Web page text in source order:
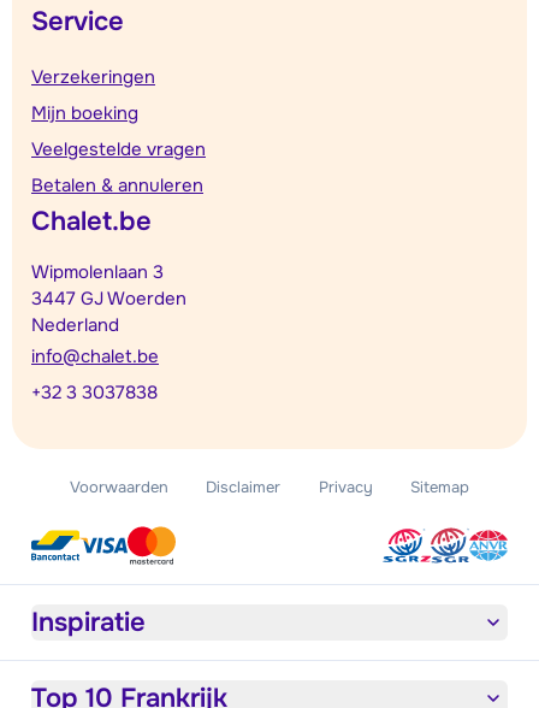
Service
Verzekeringen
Mijn boeking
Veelgestelde vragen
Betalen & annuleren
Chalet.be
Wipmolenlaan 3
3447 GJ Woerden
Nederland
info@chalet.be
+32 3 3037838
Voorwaarden Disclaimer Privacy Sitemap
Inspiratie
Top 10 Frankrijk